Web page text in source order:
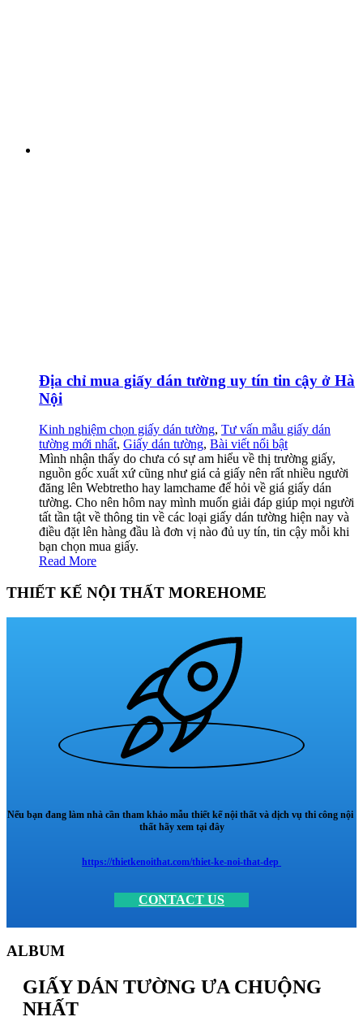
Địa chỉ mua giấy dán tường uy tín tin cậy ở Hà
Nội
Kinh nghiệm chọn giấy dán tường, Tư vấn mẫu giấy dán
tường mới nhất, Giấy dán tường, Bài viết nổi bật
Mình nhận thấy do chưa có sự am hiểu về thị trường giấy,
nguồn gốc xuất xứ cũng như giá cả giấy nên rất nhiều người
đăng lên Webtretho hay lamchame để hỏi về giá giấy dán
tường. Cho nên hôm nay mình muốn giải đáp giúp mọi người
tất tần tật về thông tin về các loại giấy dán tường hiện nay và
điều đặt lên hàng đầu là đơn vị nào đủ uy tín, tin cậy mỗi khi
bạn chọn mua giấy.
Read More
THIẾT KẾ NỘI THẤT MOREHOME
Nếu bạn đang làm nhà cần tham khảo mẫu thiết kế nội thất và dịch vụ thi công nội
thất hãy xem tại đây
https://thietkenoithat.com/thiet-ke-noi-that-dep
CONTACT US
ALBUM
GIẤY DÁN TƯỜNG ƯA CHUỘNG
NHẤT